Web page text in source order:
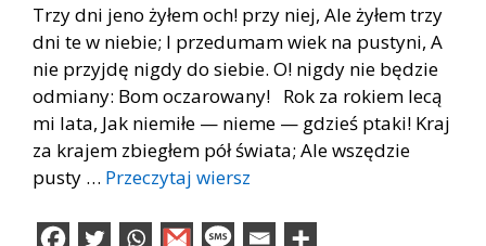
Trzy dni jeno żyłem och! przy niej, Ale żyłem trzy
dni te w niebie; I przedumam wiek na pustyni, A
nie przyjdę nigdy do siebie. O! nigdy nie będzie
odmiany: Bom oczarowany! Rok za rokiem lecą
mi lata, Jak niemiłe — nieme — gdzieś ptaki! Kraj
za krajem zbiegłem pół świata; Ale wszędzie
pusty … Przeczytaj wiersz